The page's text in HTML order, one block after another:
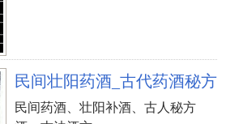
民间壮阳药酒_古代药酒秘方
民间药酒、壮阳补酒、古人秘方